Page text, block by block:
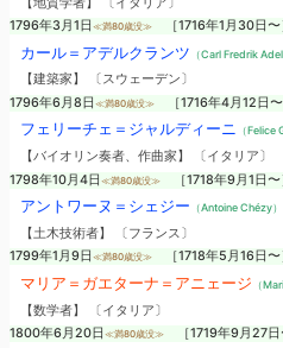
1796年3月1日 ≪満80歳没≫ ［1716年1月30日〜
カール＝アデルクランツ （Carl Fredrik
【建築家】 〔スウェーデン〕
1796年6月8日 ≪満80歳没≫ ［1716年4月12日〜
フェリーチェ＝ジャルディーニ （Felice
【バイオリン奏者、作曲家】 〔イタリア〕
1798年10月4日 ≪満80歳没≫ ［1718年9月1日〜
アントワーヌ＝シェジー （Antoine Chézy）
【土木技術者】 〔フランス〕
1799年1月9日 ≪満80歳没≫ ［1718年5月16日〜
マリア＝ガエターナ＝アニェージ （
【数学者】 〔イタリア〕
1800年6月20日 ≪満80歳没≫ ［1719年9月27日